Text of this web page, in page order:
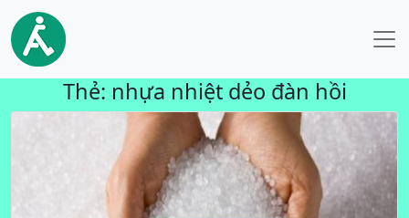
Thẻ: nhựa nhiệt dẻo đàn hồi